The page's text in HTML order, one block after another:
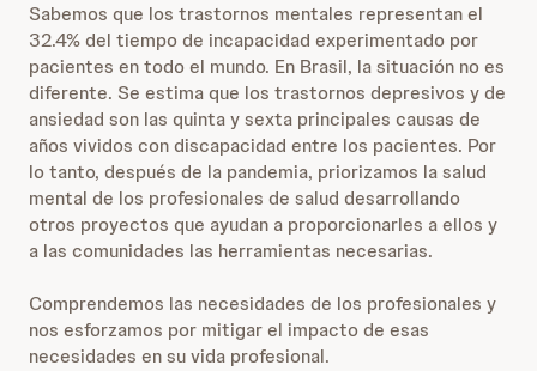
Sabemos que los trastornos mentales representan el
32.4% del tiempo de incapacidad experimentado por
pacientes en todo el mundo. En Brasil, la situación no es
diferente. Se estima que los trastornos depresivos y de
ansiedad son las quinta y sexta principales causas de
años vividos con discapacidad entre los pacientes. Por
lo tanto, después de la pandemia, priorizamos la salud
mental de los profesionales de salud desarrollando
otros proyectos que ayudan a proporcionarles a ellos y
a las comunidades las herramientas necesarias.
Comprendemos las necesidades de los profesionales y
nos esforzamos por mitigar el impacto de esas
necesidades en su vida profesional.